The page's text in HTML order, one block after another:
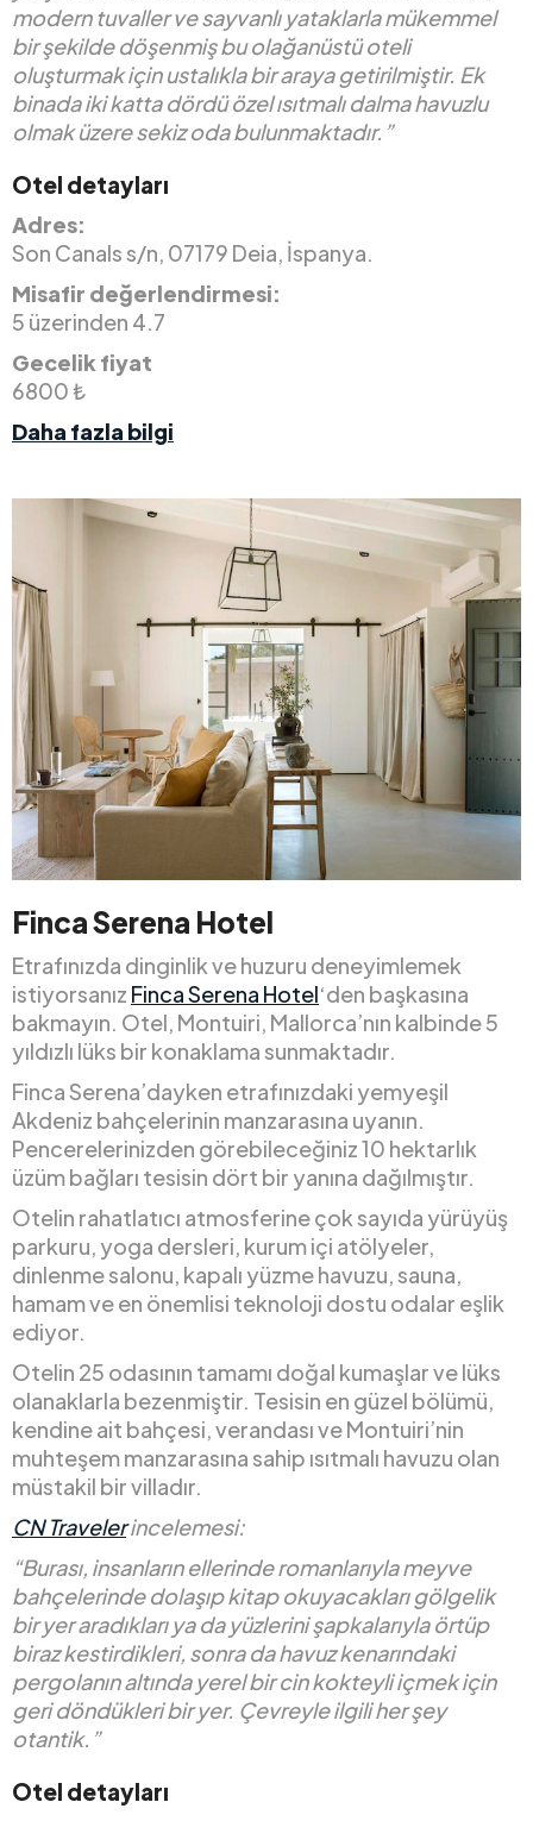
modern tuvaller ve sayvanlı yataklarla mükemmel
bir şekilde döşenmiş bu olağanüstü oteli
oluşturmak için ustalıkla bir araya getirilmiştir. Ek
binada iki katta dördü özel ısıtmalı dalma havuzlu
olmak üzere sekiz oda bulunmaktadır.”
Otel detayları
Adres:
Son Canals s/n, 07179 Deia, İspanya.
Misafir değerlendirmesi:
5 üzerinden 4.7
Gecelik fiyat
6800 ₺
Daha fazla bilgi
Finca Serena Hotel
Etrafınızda dinginlik ve huzuru deneyimlemek
istiyorsanız Finca Serena Hotel‘den başkasına
bakmayın. Otel, Montuiri, Mallorca’nın kalbinde 5
yıldızlı lüks bir konaklama sunmaktadır.
Finca Serena’dayken etrafınızdaki yemyeşil
Akdeniz bahçelerinin manzarasına uyanın.
Pencerelerinizden görebileceğiniz 10 hektarlık
üzüm bağları tesisin dört bir yanına dağılmıştır.
Otelin rahatlatıcı atmosferine çok sayıda yürüyüş
parkuru, yoga dersleri, kurum içi atölyeler,
dinlenme salonu, kapalı yüzme havuzu, sauna,
hamam ve en önemlisi teknoloji dostu odalar eşlik
ediyor.
Otelin 25 odasının tamamı doğal kumaşlar ve lüks
olanaklarla bezenmiştir. Tesisin en güzel bölümü,
kendine ait bahçesi, verandası ve Montuiri’nin
muhteşem manzarasına sahip ısıtmalı havuzu olan
müstakil bir villadır.
CN Travelerincelemesi:
“Burası, insanların ellerinde romanlarıyla meyve
bahçelerinde dolaşıp kitap okuyacakları gölgelik
bir yer aradıkları ya da yüzlerini şapkalarıyla örtüp
biraz kestirdikleri, sonra da havuz kenarındaki
pergolanın altında yerel bir cin kokteyli içmek için
geri döndükleri bir yer. Çevreyle ilgili her şey
otantik.”
Otel detayları